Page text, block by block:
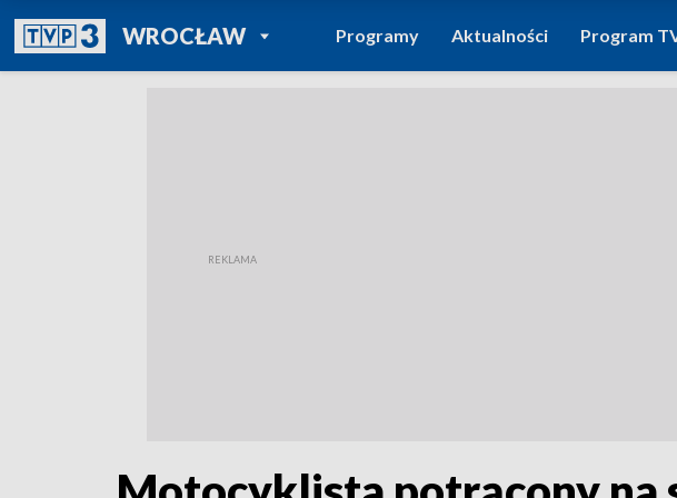
WROCŁAWPOWRÓT DO
TVP REGIONY
Programy Aktualności Program